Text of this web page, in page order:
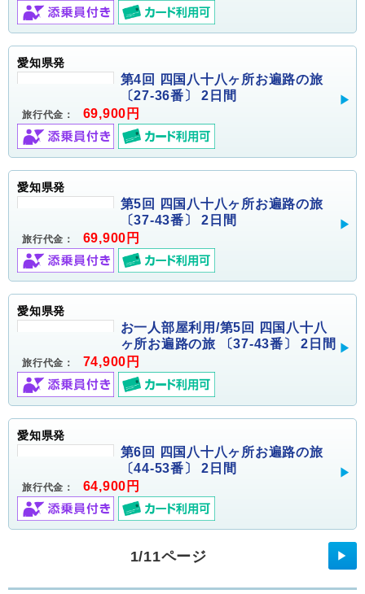
愛知県発
第4回 四国八十八ヶ所お遍路の旅
〔27-36番〕 2日間
旅行代金： 69,900円
愛知県発
第5回 四国八十八ヶ所お遍路の旅
〔37-43番〕 2日間
旅行代金： 69,900円
愛知県発
お一人部屋利用/第5回 四国八十八
ヶ所お遍路の旅 〔37-43番〕 2日間
旅行代金： 74,900円
愛知県発
第6回 四国八十八ヶ所お遍路の旅
〔44-53番〕 2日間
旅行代金： 64,900円
1/11ページ ▶